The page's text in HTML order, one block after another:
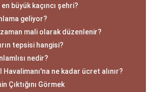
büyük kaçıncı şehri?
geliyor?
mali olarak düzenlenir?
tepsisi hangisi?
nedir?
ne kadar ücret alınır?
Çıktığını Görmek